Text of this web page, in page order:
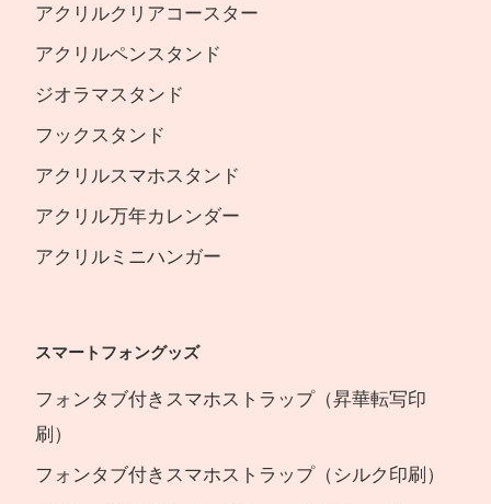
アクリルクリアコースター
アクリルペンスタンド
ジオラマスタンド
フックスタンド
アクリルスマホスタンド
アクリル万年カレンダー
アクリルミニハンガー
スマートフォングッズ
フォンタブ付きスマホストラップ（昇華転写印
刷）
フォンタブ付きスマホストラップ（シルク印刷）